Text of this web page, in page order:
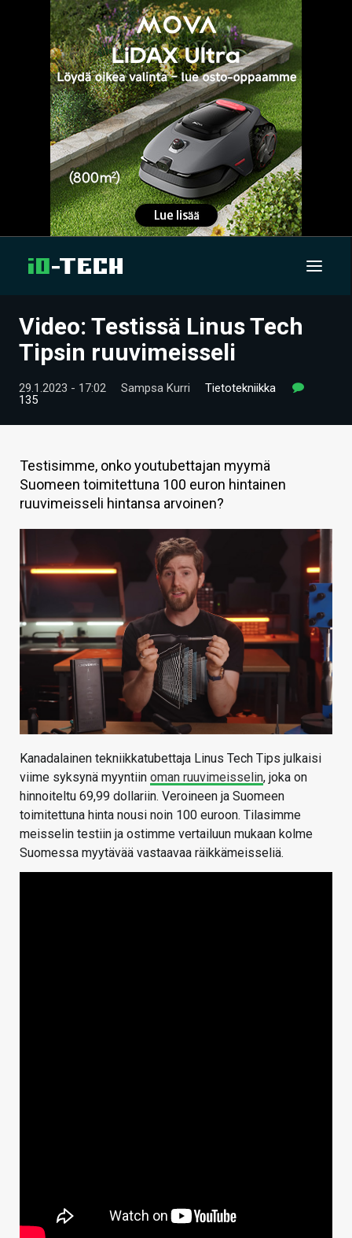
UUTISET
VIDEOT
TIETOA
HINTA.FI
KAUPPA
VAIHDA TEEMA
HAKU
Video: Testissä Linus Tech
Tipsin ruuvimeisseli
29.1.2023 - 17:02 Sampsa Kurri
Tietotekniikka
135
Testisimme, onko youtubettajan myymä
Suomeen toimitettuna 100 euron hintainen
ruuvimeisseli hintansa arvoinen?
Kanadalainen tekniikkatubettaja Linus Tech Tips julkaisi
viime syksynä myyntiin oman ruuvimeisselin, joka on
hinnoiteltu 69,99 dollariin. Veroineen ja Suomeen
toimitettuna hinta nousi noin 100 euroon. Tilasimme
meisselin testiin ja ostimme vertailuun mukaan kolme
Suomessa myytävää vastaavaa räikkämeisseliä.